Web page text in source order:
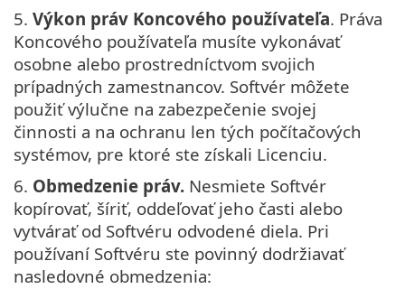
5. Výkon práv Koncového používateľa. Práva
Koncového používateľa musíte vykonávať
osobne alebo prostredníctvom svojich
prípadných zamestnancov. Softvér môžete
použiť výlučne na zabezpečenie svojej
činnosti a na ochranu len tých počítačových
systémov, pre ktoré ste získali Licenciu.
6. Obmedzenie práv. Nesmiete Softvér
kopírovať, šíriť, oddeľovať jeho časti alebo
vytvárať od Softvéru odvodené diela. Pri
používaní Softvéru ste povinný dodržiavať
nasledovné obmedzenia: